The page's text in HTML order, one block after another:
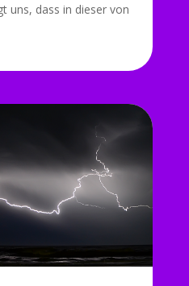
uns, dass in dieser von